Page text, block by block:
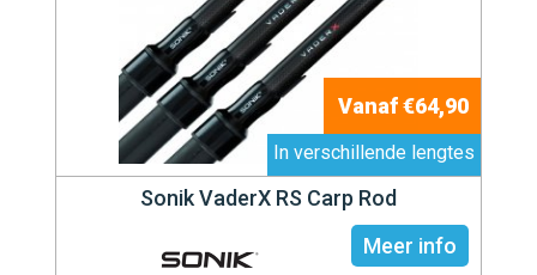
In verschillende lengtes
Vanaf €64,90
Sonik VaderX RS Carp Rod
Meer info